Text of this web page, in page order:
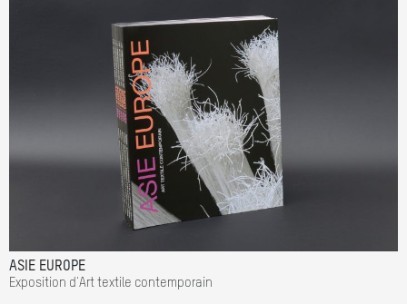
ASIE EUROPE
Exposition d'Art textile contemporain